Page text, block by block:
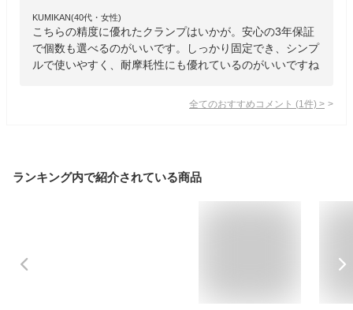
KUMIKAN(40代・女性)
こちらの精度に優れたクランプはいかが。安心の3年保証
で個数も選べるのがいいです。しっかり固定でき、シンプ
ルで使いやすく、耐摩耗性にも優れているのがいいですね
全てのおすすめコメント (1 件) >
ランキング内で紹介されている商品